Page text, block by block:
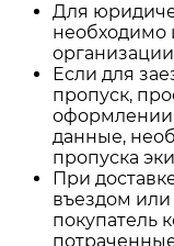
Для
необходимо
Если для
пропуск,
оформлении
данные,
пропуска
При
въездом или
покупатель